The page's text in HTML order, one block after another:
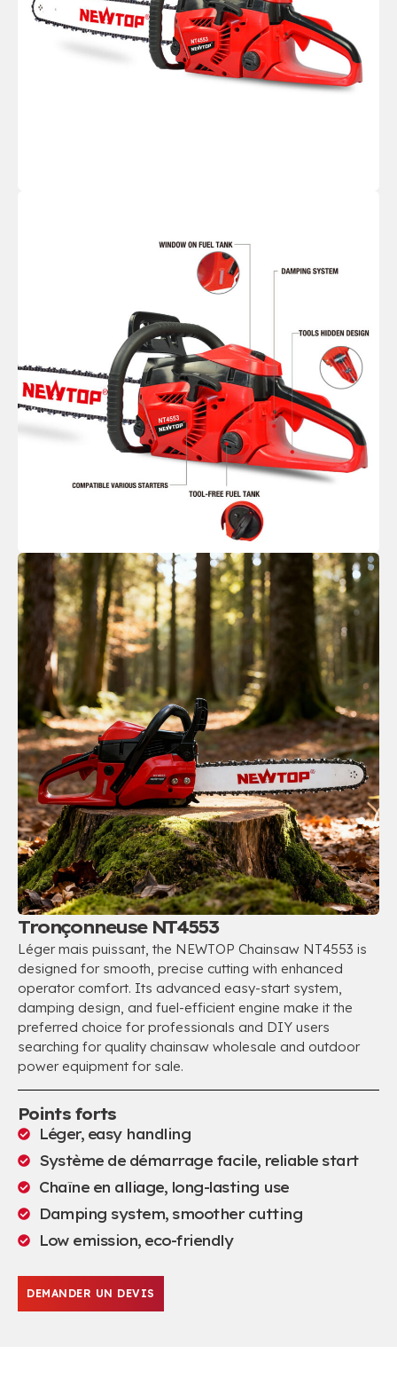
Tronçonneuse NT4553
Léger mais puissant, the NEWTOP Chainsaw NT4553 is
designed for smooth, precise cutting with enhanced
operator comfort. Its advanced easy-start system,
damping design, and fuel-efficient engine make it the
preferred choice for professionals and DIY users
searching for quality chainsaw wholesale and outdoor
power equipment for sale.
Points forts
Léger, easy handling
Système de démarrage facile, reliable start
Chaîne en alliage, long-lasting use
Damping system, smoother cutting
Low emission, eco-friendly
DEMANDER UN DEVIS